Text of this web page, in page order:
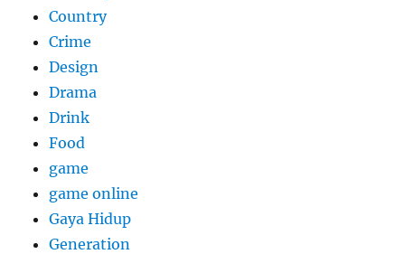
Country
Crime
Design
Drama
Drink
Food
game
game online
Gaya Hidup
Generation